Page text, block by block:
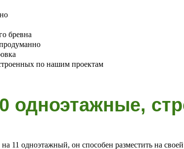
бревна
по нашим проектам
одноэтажные,
11 одноэтажный, он способен разместить на